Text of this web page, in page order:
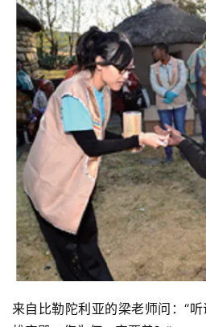
来自比勒陀利亚的梁老师问：“